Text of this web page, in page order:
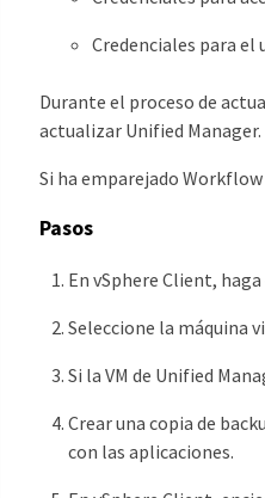
Credenciales para
Durante el proceso de
actualizar Unified Manager.
Si ha emparejado
Pasos
En vSphere Client,
Seleccione la máquina
Si la VM de Unified
Crear una copia de
con las aplicaciones.